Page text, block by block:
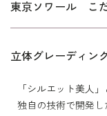
11号
15号 111.5
東京ソワール こ
立体グレーディン
「シルエット美人
独自の技術で開発し